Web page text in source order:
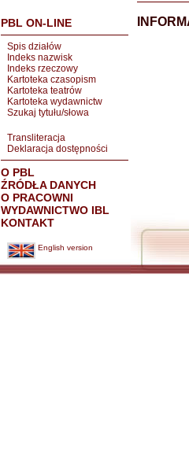
PBL ON-LINE
Spis działów
Indeks nazwisk
Indeks rzeczowy
Kartoteka czasopism
Kartoteka teatrów
Kartoteka wydawnictw
Szukaj tytułu/słowa
Transliteracja
Deklaracja dostępności
O PBL
ŹRÓDŁA DANYCH
O PRACOWNI
WYDAWNICTWO IBL
KONTAKT
English version